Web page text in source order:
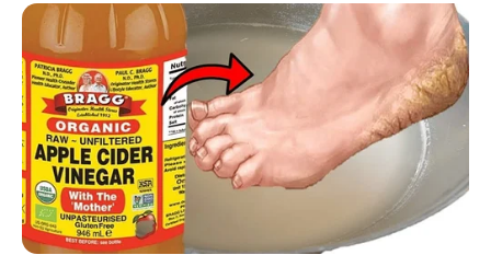
εξαπατούν τους πολίτες
Θλίψη στην Καστοριά: Βρήκαν νεκρή από
πυροβολισμό μια τεράστια αρκούδα 300
κιλών
Χειροπέδες σε 49χρονο φυγόδικο της
ρωσόφωνης μαφίας στην Αθήνα